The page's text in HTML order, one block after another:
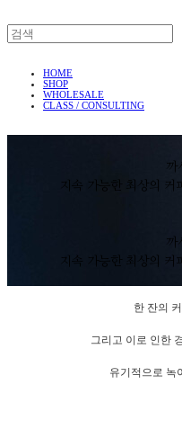
HOME
SHOP
WHOLESALE
CLASS / CONSULTING
까
지속 가능한 최상의 커
까
지속 가능한 최상의 커
한 잔의
그리고 이로 인한
유기적으로 녹